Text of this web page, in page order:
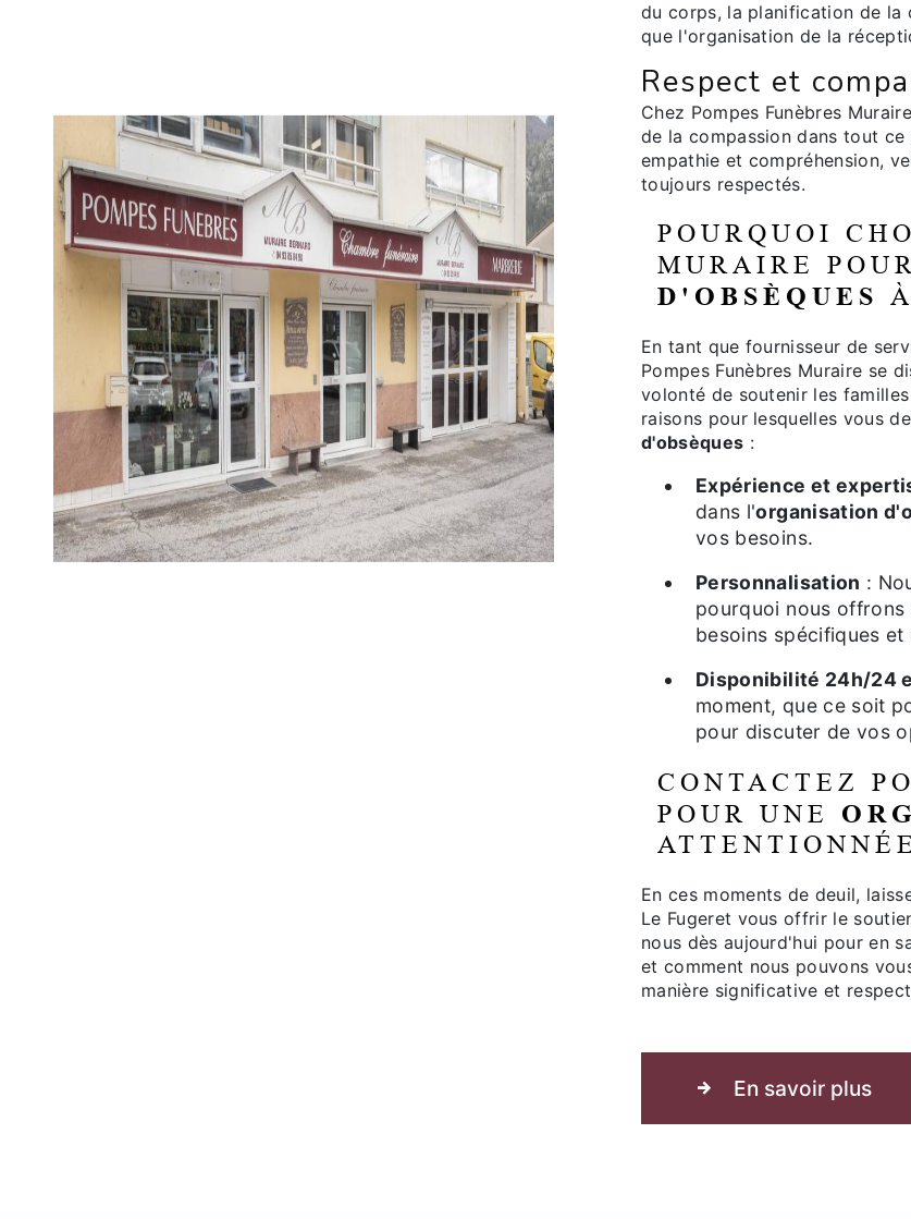
du corps, la planification de la
que l'organisation de la
Respect et
Chez Pompes Funèbres
de la compassion dans tout
empathie et compréhension,
toujours respectés.
POURQUOI
MURAIRE
D'OBSÈQUES
En tant que fournisseur de
Pompes Funèbres Muraire se
volonté de soutenir les
raisons pour lesquelles vous
d'obsèques :
Expérience et
dans l'organisation
vos besoins.
Personnalisation :
pourquoi nous
besoins spécifiques
Disponibilité 24h/24
moment, que ce soit
pour discuter de vos
CONTACTEZ
POUR UNE
En ces moments de deuil,
Le Fugeret vous offrir le
nous dès aujourd'hui pour en
et comment nous pouvons
manière significative et
En savoir plus